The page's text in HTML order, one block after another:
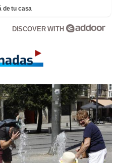
de tu casa
DISCOVER WITH